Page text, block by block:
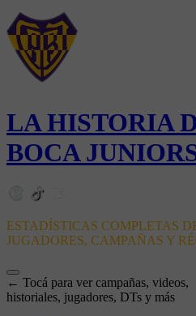
LA HISTORIA
BOCA
ESTADÍSTICAS COMPLETAS
JUGADORES, CAMPAÑAS Y
← Tocá para ver campañas, videos,
historiales, jugadores, DTs y más